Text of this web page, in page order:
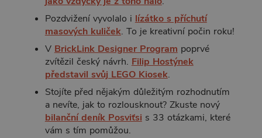
Pozdvižení vyvolalo i lízátko s příchutí
masových kuliček. To je kreativní počin roku!
V BrickLink Designer Program poprvé
zvítězil český návrh. Filip Hostýnek
představil svůj LEGO Kiosek.
Stojíte před nějakým důležitým rozhodnutím
a nevíte, jak to rozlousknout? Zkuste nový
bilanční deník Posviťsi s 33 otázkami, které
vám s tím pomůžou.